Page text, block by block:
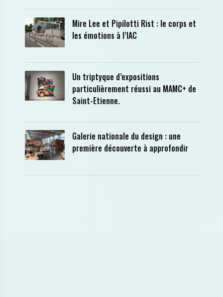
Mire Lee et Pipilotti Rist : le corps et
les émotions à l’IAC
Un triptyque d’expositions
particulièrement réussi au MAMC+ de
Saint-Etienne.
Galerie nationale du design : une
première découverte à approfondir